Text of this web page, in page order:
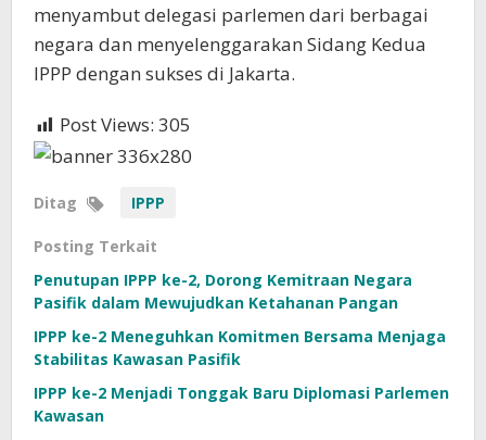
menyambut delegasi parlemen dari berbagai
negara dan menyelenggarakan Sidang Kedua
IPPP dengan sukses di Jakarta.
Post Views: 305
Ditag IPPP
Posting Terkait
Penutupan IPPP ke-2, Dorong Kemitraan Negara
Pasifik dalam Mewujudkan Ketahanan Pangan
IPPP ke-2 Meneguhkan Komitmen Bersama Menjaga
Stabilitas Kawasan Pasifik
IPPP ke-2 Menjadi Tonggak Baru Diplomasi Parlemen
Kawasan